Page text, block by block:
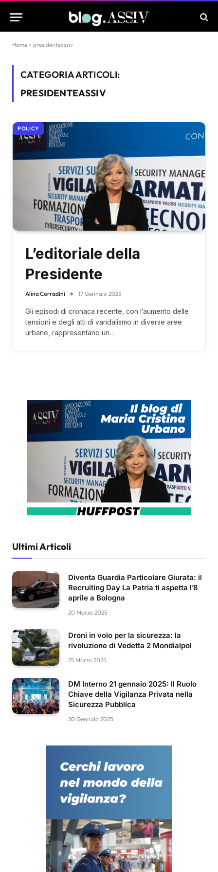
Home » presidenteassiv
CATEGORIA ARTICOLI:
PRESIDENTEASSIV
POLICY
L’editoriale della
Presidente
Alina Corradini 17 Gennaio 2025
Gli episodi di cronaca recente, con l’aumento delle
tensioni e degli atti di vandalismo in diverse aree
urbane, rappresentano un…
Ultimi Articoli
Diventa Guardia Particolare Giurata: il
Recruiting Day La Patria ti aspetta l’8
aprile a Bologna
20 Marzo 2025
Droni in volo per la sicurezza: la
rivoluzione di Vedetta 2 Mondialpol
25 Marzo 2025
DM Interno 21 gennaio 2025: Il Ruolo
Chiave della Vigilanza Privata nella
Sicurezza Pubblica
30 Gennaio 2025